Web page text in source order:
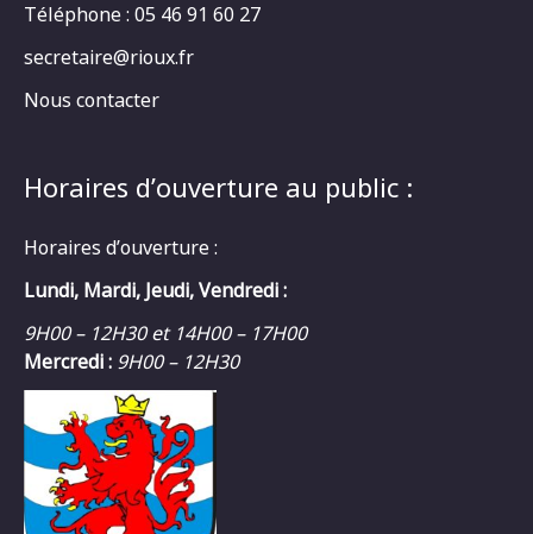
Téléphone : 05 46 91 60 27
secretaire@rioux.fr
Nous contacter
Horaires d’ouverture au public :
Horaires d’ouverture :
Lundi, Mardi, Jeudi, Vendredi :
9H00 – 12H30 et 14H00 – 17H00
Mercredi : 9H00 – 12H30